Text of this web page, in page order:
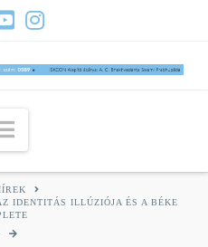
Navigation
IDENTITÁS ILLÚZIÓJA ÉS A BÉKE